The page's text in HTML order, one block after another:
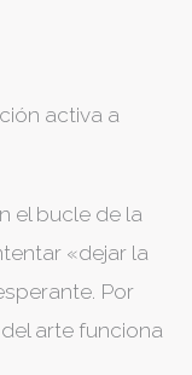
activa a
el bucle de la
«dejar la
Por
arte funciona